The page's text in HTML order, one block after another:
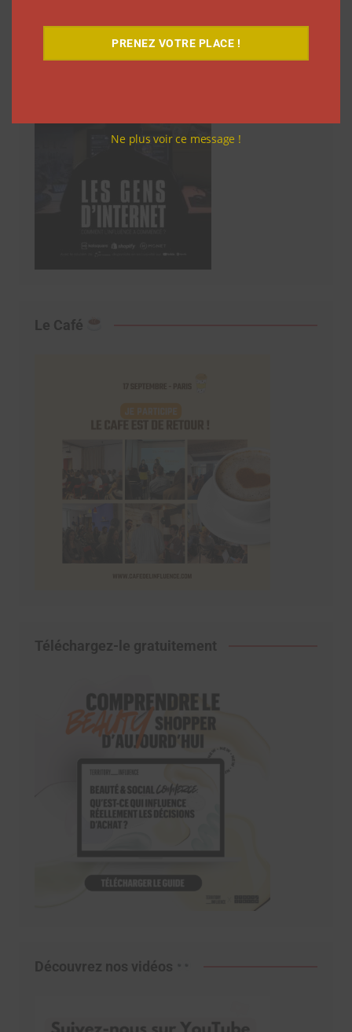
Le Café
Téléchargez-le gratuitement
Découvrez nos vidéos
PRENEZ VOTRE PLACE !
Ne plus voir ce message !